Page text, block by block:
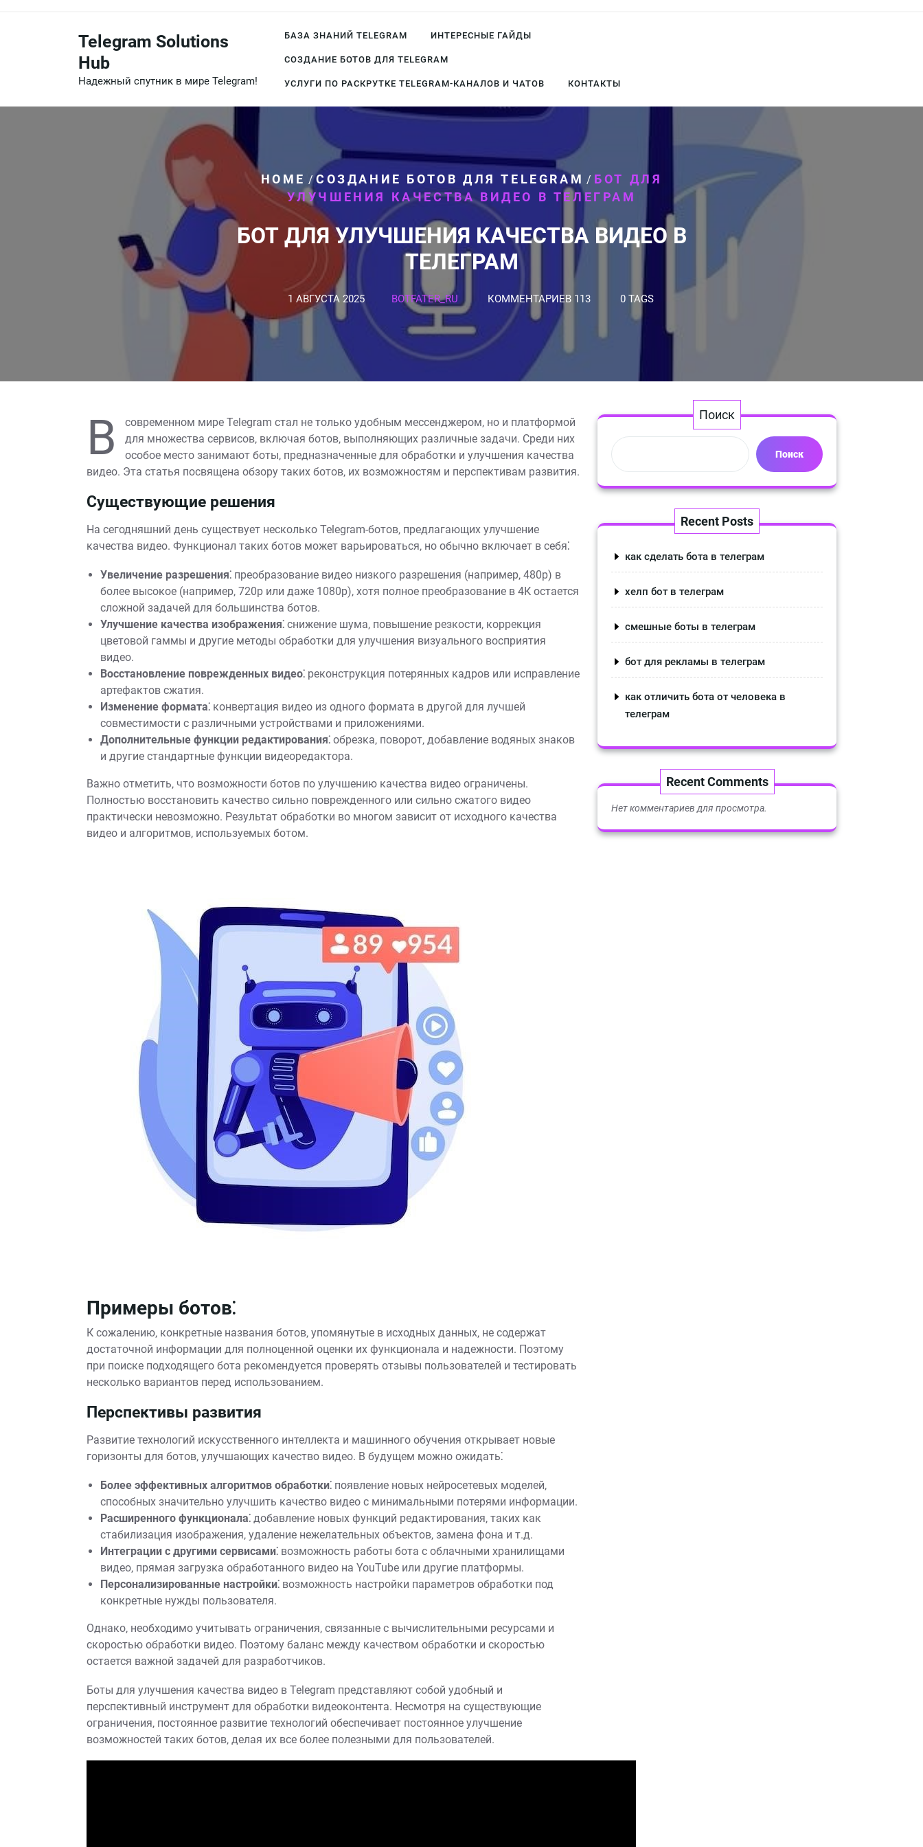
Telegram Solutions
Hub
Надежный спутник в мире Telegram!
БАЗА ЗНАНИЙ TELEGRAM ИНТЕРЕСНЫЕ ГАЙДЫ
СОЗДАНИЕ БОТОВ ДЛЯ TELEGRAM
УСЛУГИ ПО РАСКРУТКЕ TELEGRAM-КАНАЛОВ И ЧАТОВ КОНТАКТЫ
HOME /СОЗДАНИЕ БОТОВ ДЛЯ TELEGRAM / БОТ ДЛЯ
УЛУЧШЕНИЯ КАЧЕСТВА ВИДЕО В ТЕЛЕГРАМ
БОТ ДЛЯ УЛУЧШЕНИЯ КАЧЕСТВА ВИДЕО В
ТЕЛЕГРАМ
1 АВГУСТА 2025 BOTFATER_RU КОММЕНТАРИЕВ 113 0 TAGS
В
современном мире Telegram стал не только удобным мессенджером‚ но и платформой
для множества сервисов‚ включая ботов‚ выполняющих различные задачи. Среди них
особое место занимают боты‚ предназначенные для обработки и улучшения качества
видео. Эта статья посвящена обзору таких ботов‚ их возможностям и перспективам развития.
Существующие решения
На сегодняшний день существует несколько Telegram-ботов‚ предлагающих улучшение
качества видео. Функционал таких ботов может варьироваться‚ но обычно включает в себя⁚
Увеличение разрешения⁚ преобразование видео низкого разрешения (например‚ 480p) в
более высокое (например‚ 720p или даже 1080p)‚ хотя полное преобразование в 4К остается
сложной задачей для большинства ботов.
Улучшение качества изображения⁚ снижение шума‚ повышение резкости‚ коррекция
цветовой гаммы и другие методы обработки для улучшения визуального восприятия
видео.
Восстановление поврежденных видео⁚ реконструкция потерянных кадров или исправление
артефактов сжатия.
Изменение формата⁚ конвертация видео из одного формата в другой для лучшей
совместимости с различными устройствами и приложениями.
Дополнительные функции редактирования⁚ обрезка‚ поворот‚ добавление водяных знаков
и другие стандартные функции видеоредактора.
Важно отметить‚ что возможности ботов по улучшению качества видео ограничены.
Полностью восстановить качество сильно поврежденного или сильно сжатого видео
практически невозможно. Результат обработки во многом зависит от исходного качества
видео и алгоритмов‚ используемых ботом.
Примеры ботов⁚
К сожалению‚ конкретные названия ботов‚ упомянутые в исходных данных‚ не содержат
достаточной информации для полноценной оценки их функционала и надежности. Поэтому
при поиске подходящего бота рекомендуется проверять отзывы пользователей и тестировать
несколько вариантов перед использованием.
Перспективы развития
Развитие технологий искусственного интеллекта и машинного обучения открывает новые
горизонты для ботов‚ улучшающих качество видео. В будущем можно ожидать⁚
Более эффективных алгоритмов обработки⁚ появление новых нейросетевых моделей‚
способных значительно улучшить качество видео с минимальными потерями информации.
Расширенного функционала⁚ добавление новых функций редактирования‚ таких как
стабилизация изображения‚ удаление нежелательных объектов‚ замена фона и т.д.
Интеграции с другими сервисами⁚ возможность работы бота с облачными хранилищами
видео‚ прямая загрузка обработанного видео на YouTube или другие платформы.
Персонализированные настройки⁚ возможность настройки параметров обработки под
конкретные нужды пользователя.
Однако‚ необходимо учитывать ограничения‚ связанные с вычислительными ресурсами и
скоростью обработки видео. Поэтому баланс между качеством обработки и скоростью
остается важной задачей для разработчиков.
Боты для улучшения качества видео в Telegram представляют собой удобный и
перспективный инструмент для обработки видеоконтента. Несмотря на существующие
ограничения‚ постоянное развитие технологий обеспечивает постоянное улучшение
возможностей таких ботов‚ делая их все более полезными для пользователей.
Поиск
Поиск
Recent Posts
как сделать бота в телеграм
хелп бот в телеграм
смешные боты в телеграм
бот для рекламы в телеграм
как отличить бота от человека в
телеграм
Recent Comments
Нет комментариев для просмотра.